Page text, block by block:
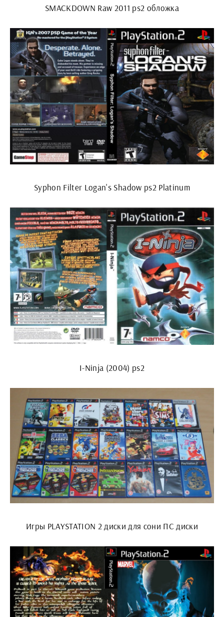
SMACKDOWN Raw 2011 ps2 обложка
Syphon Filter Logan's Shadow ps2 Platinum
I-Ninja (2004) ps2
Игры PLAYSTATION 2 диски для сони ПС диски